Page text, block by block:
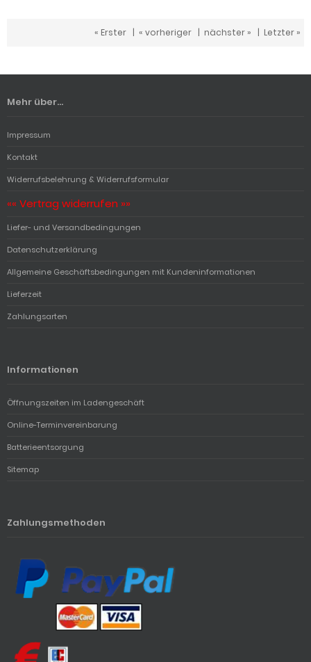
« Erster | « vorheriger | nächster » | Letzter »
Mehr über...
Impressum
Kontakt
Widerrufsbelehrung & Widerrufsformular
«« Vertrag widerrufen »»
Liefer- und Versandbedingungen
Datenschutzerklärung
Allgemeine Geschäftsbedingungen mit Kundeninformationen
Lieferzeit
Zahlungsarten
Informationen
Öffnungszeiten im Ladengeschäft
Online-Terminvereinbarung
Batterieentsorgung
Sitemap
Zahlungsmethoden